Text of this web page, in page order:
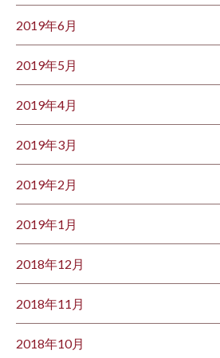
2019年6月
2019年5月
2019年4月
2019年3月
2019年2月
2019年1月
2018年12月
2018年11月
2018年10月